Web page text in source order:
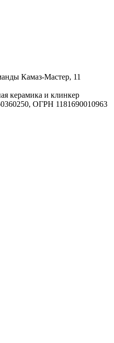
Камаз-Мастер, 11
керамика и клинкер
ОГРН 1181690010963